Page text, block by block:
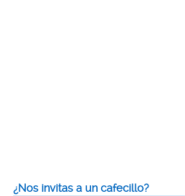
¿Nos invitas a un cafecillo?